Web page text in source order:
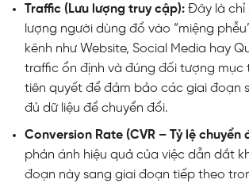
Traffic (Lưu lượng truy cập):Đây là chỉ
lượng người dùng đổ vào “miệng
kênh như Website, Social Media hay
traffic ổn định và đúng đối tượng mục
tiên quyết để đảm bảo các giai đoạn
đủ dữ liệu để chuyển đổi.
Conversion Rate (CVR – Tỷ lệ chuyển
phản ánh hiệu quả của việc dẫn dắt
đoạn này sang giai đoạn tiếp theo